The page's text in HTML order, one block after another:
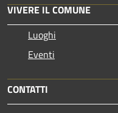
VIVERE IL COMUNE
Luoghi
Eventi
CONTATTI